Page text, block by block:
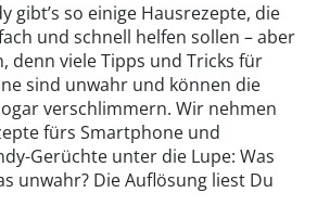
gibt’s so einige Hausrezepte, die
und schnell helfen sollen – aber
denn viele Tipps und Tricks für
sind unwahr und können die
verschlimmern. Wir nehmen
fürs Smartphone und
Gerüchte unter die Lupe: Was
unwahr? Die Auflösung liest Du